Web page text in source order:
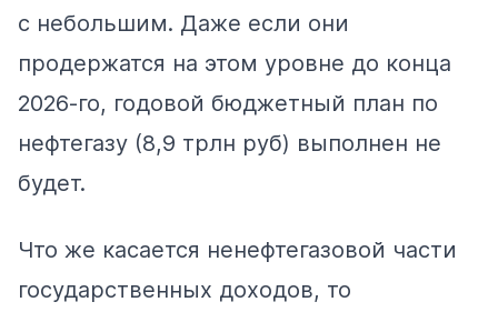
с небольшим. Даже если они
продержатся на этом уровне до конца
2026-го, годовой бюджетный план по
нефтегазу (8,9 трлн руб) выполнен не
будет.
Что же касается ненефтегазовой части
государственных доходов, то